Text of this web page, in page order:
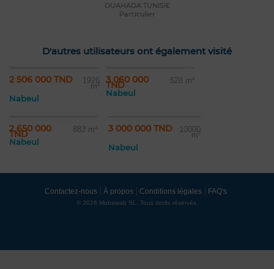
OUAHADA TUNISIE
Particulier
D'autres utilisateurs ont également visité
2 506 000 TND 1926
m²
Nabeul
3 060 000
TND 528 m²
Nabeul
2 650 000
TND 883 m²
Nabeul
3 000 000 TND 10000
m²
Nabeul
Contactez-nous À propos Conditions légales FAQ's
© 2026 Mubawab SL. Tous droits réservés.